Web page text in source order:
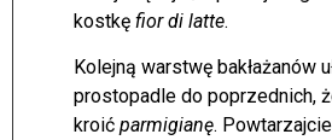
kostkę fior di latte.
Kolejną warstwę bakłażanów
prostopadle do poprzednich,
kroić parmigianę.